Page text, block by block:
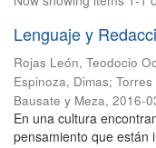
Lenguaje y
Rojas León, Teodocio
Espinoza, Dimas;
Bausate y Meza, 2016-
En una cultura
pensamiento que están